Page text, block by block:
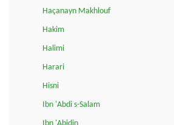
Haçanayn Makhlouf
Hakim
Halimi
Harari
Hisni
Ibn 'Abdi s-Salam